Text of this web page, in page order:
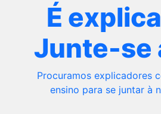
É
Junte-se
Procuramos explicadores
ensino para se juntar à